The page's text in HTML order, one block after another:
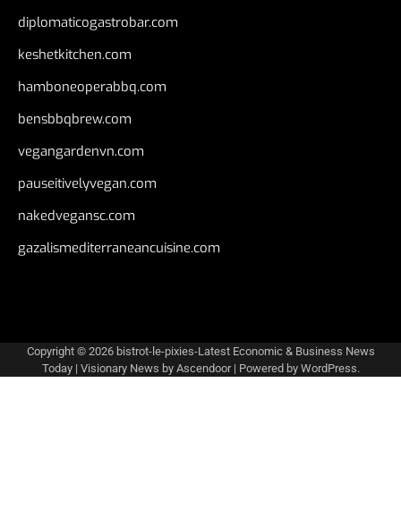
diplomaticogastrobar.com
keshetkitchen.com
hamboneoperabbq.com
bensbbqbrew.com
vegangardenvn.com
pauseitivelyvegan.com
nakedvegansc.com
gazalismediterraneancuisine.com
Copyright © 2026 bistrot-le-pixies-Latest Economic & Business News
Today| Visionary News by Ascendoor| Powered by WordPress.